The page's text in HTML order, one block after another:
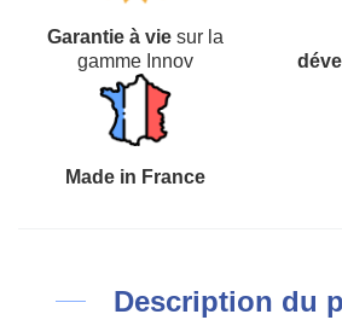
Garantie à vie sur la
gamme Innov
Made in France
Description du